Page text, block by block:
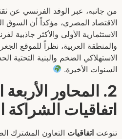
من جانبه، عبر الوفد الفرنسي عن
الاقتصاد المصري، مؤكداً أن السوق
الاستثمارية الأولى والأكثر جاذبية
والمنطقة العربية، نظراً للموقع
الاستهلاكي الضخم والبنية التحتية
السنوات الأخيرة.
2. المحاور
اتفاقيات الشراكة
تنوعت اتفاقيات التعاون المشترك